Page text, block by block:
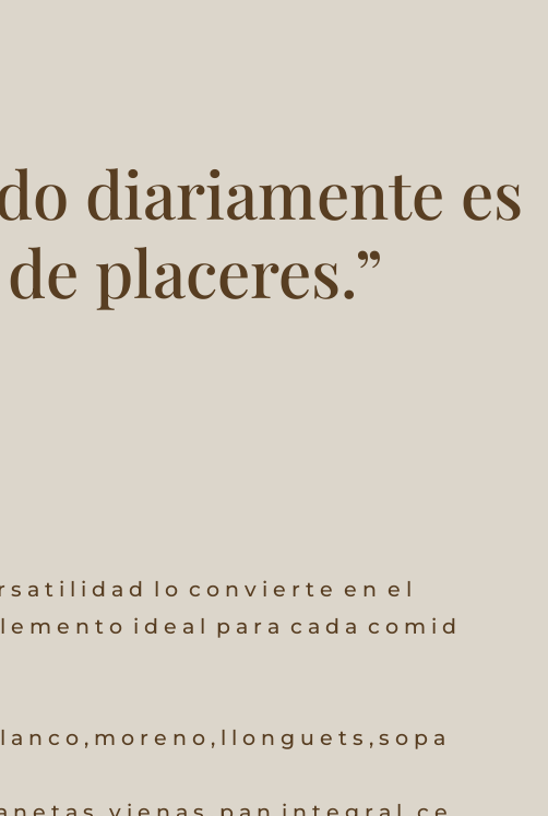
diariamente es
placeres.”
s a t i l i d a d l o c o n v i e r t e e n e l
e m e n t o i d e a l p a r a c a d a c o m i d
a n c o , m o r e n o , l l o n g u e t s , s o p a